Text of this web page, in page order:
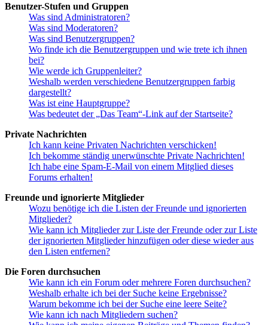
Benutzer-Stufen und Gruppen
Was sind Administratoren?
Was sind Moderatoren?
Was sind Benutzergruppen?
Wo finde ich die Benutzergruppen und wie trete ich ihnen
bei?
Wie werde ich Gruppenleiter?
Weshalb werden verschiedene Benutzergruppen farbig
dargestellt?
Was ist eine Hauptgruppe?
Was bedeutet der „Das Team“-Link auf der Startseite?
Private Nachrichten
Ich kann keine Privaten Nachrichten verschicken!
Ich bekomme ständig unerwünschte Private Nachrichten!
Ich habe eine Spam-E-Mail von einem Mitglied dieses
Forums erhalten!
Freunde und ignorierte Mitglieder
Wozu benötige ich die Listen der Freunde und ignorierten
Mitglieder?
Wie kann ich Mitglieder zur Liste der Freunde oder zur Liste
der ignorierten Mitglieder hinzufügen oder diese wieder aus
den Listen entfernen?
Die Foren durchsuchen
Wie kann ich ein Forum oder mehrere Foren durchsuchen?
Weshalb erhalte ich bei der Suche keine Ergebnisse?
Warum bekomme ich bei der Suche eine leere Seite?
Wie kann ich nach Mitgliedern suchen?